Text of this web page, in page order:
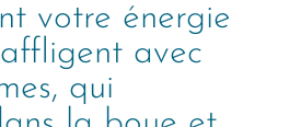
votre énergie
avec
qui